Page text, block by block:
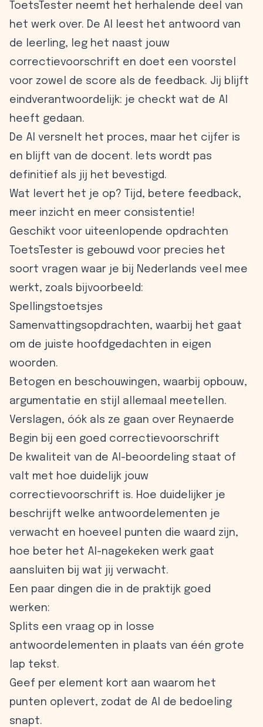
ToetsTester neemt het herhalende deel van
het werk over. De AI leest het antwoord van
de leerling, leg het naast jouw
correctievoorschrift en doet een voorstel
voor zowel de score als de feedback. Jij blijft
eindverantwoordelijk: je checkt wat de AI
heeft gedaan.
De AI versnelt het proces, maar het cijfer is
en blijft van de docent. Iets wordt pas
definitief als jij het bevestigd.
Wat levert het je op? Tijd, betere feedback,
meer inzicht en meer consistentie!
Geschikt voor uiteenlopende opdrachten
ToetsTester is gebouwd voor precies het
soort vragen waar je bij Nederlands veel mee
werkt, zoals bijvoorbeeld:
Spellingstoetsjes
Samenvattingsopdrachten, waarbij het gaat
om de juiste hoofdgedachten in eigen
woorden.
Betogen en beschouwingen, waarbij opbouw,
argumentatie en stijl allemaal meetellen.
Verslagen, óók als ze gaan over Reynaerde
Begin bij een goed correctievoorschrift
De kwaliteit van de AI-beoordeling staat of
valt met hoe duidelijk jouw
correctievoorschrift is. Hoe duidelijker je
beschrijft welke antwoordelementen je
verwacht en hoeveel punten die waard zijn,
hoe beter het AI-nagekeken werk gaat
aansluiten bij wat jij verwacht.
Een paar dingen die in de praktijk goed
werken:
Splits een vraag op in losse
antwoordelementen in plaats van één grote
lap tekst.
Geef per element kort aan waarom het
punten oplevert, zodat de AI de bedoeling
snapt.